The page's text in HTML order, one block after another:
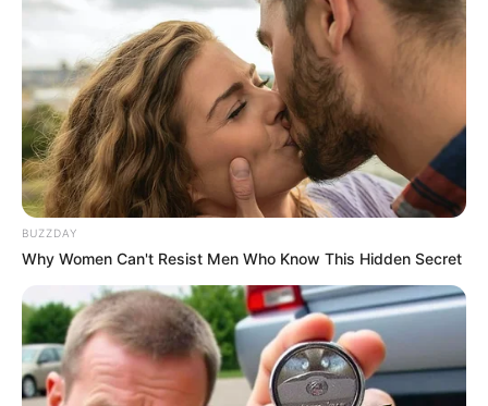
BUZZDAY
Why Women Can't Resist Men Who Know This Hidden Secret